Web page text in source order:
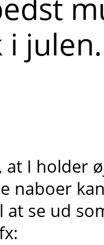
julen.
I holder
naboer
se ud